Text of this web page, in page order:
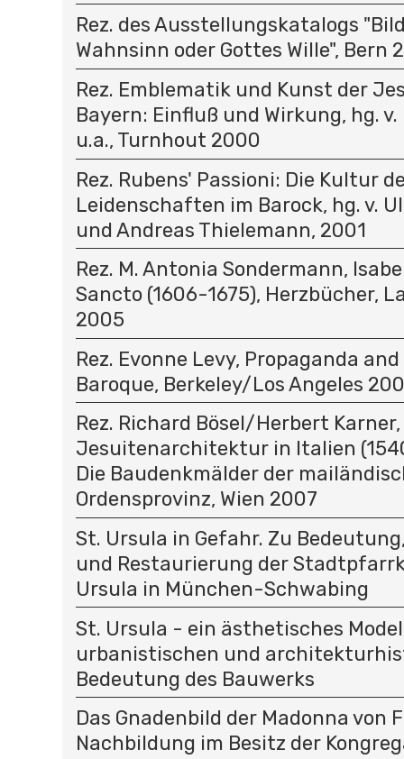
Rez. des Ausstellungskatalogs
Wahnsinn oder Gottes Wille", Bern
Rez. Emblematik und Kunst der
Bayern: Einfluß und Wirkung, hg. v.
u.a., Turnhout 2000
Rez. Rubens' Passioni: Die Kultur
Leidenschaften im Barock, hg. v.
und Andreas Thielemann, 2001
Rez. M. Antonia Sondermann,
Sancto (1606-1675), Herzbücher,
2005
Rez. Evonne Levy, Propaganda
Baroque, Berkeley/Los Angeles
Rez. Richard Bösel/Herbert Karner,
Jesuitenarchitektur in Italien
Die Baudenkmälder der
Ordensprovinz, Wien 2007
St. Ursula in Gefahr. Zu
und Restaurierung der
Ursula in München-Schwabing
St. Ursula - ein ästhetisches
urbanistischen und
Bedeutung des Bauwerks
Das Gnadenbild der Madonna von
Nachbildung im Besitz der